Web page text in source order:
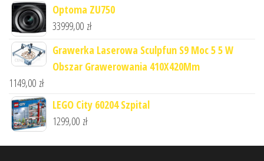
Optoma ZU750
33999,00 zł
Grawerka Laserowa Sculpfun S9 Moc 5 5 W
Obszar Grawerowania 410X420Mm
1149,00 zł
LEGO City 60204 Szpital
1299,00 zł